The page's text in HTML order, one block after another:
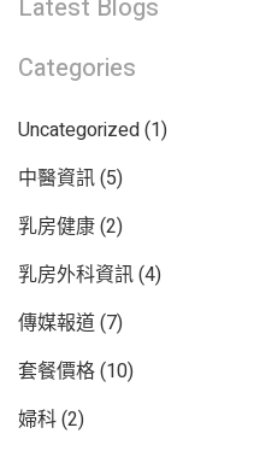
Latest Blogs
Categories
Uncategorized(1)
中醫資訊(5)
乳房健康(2)
乳房外科資訊(4)
傳媒報道(7)
套餐價格(10)
婦科(2)